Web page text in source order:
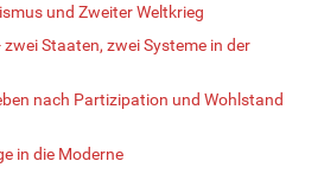
und Zweiter Weltkrieg
zwei Staaten, zwei Systeme in der
nach Partizipation und Wohlstand
in die Moderne